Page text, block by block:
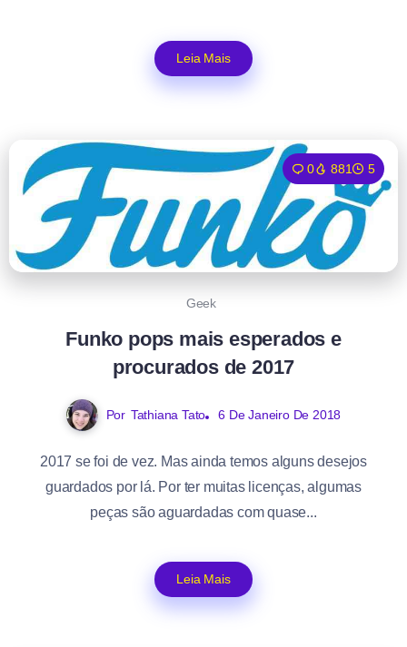
Leia Mais
0 881 5
Geek
Funko pops mais esperados e
procurados de 2017
Por Tathiana Tato 6 De Janeiro De 2018
2017 se foi de vez. Mas ainda temos alguns desejos
guardados por lá. Por ter muitas licenças, algumas
peças são aguardadas com quase...
Leia Mais